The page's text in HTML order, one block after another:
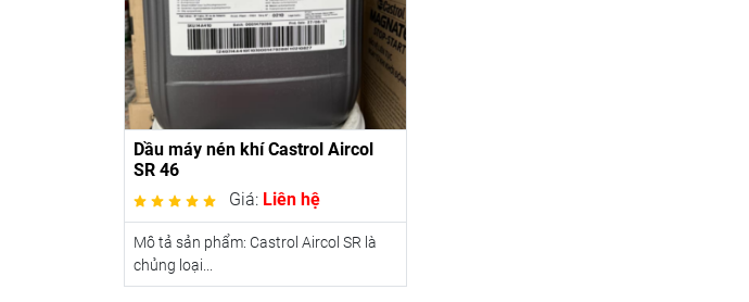
Dầu máy nén khí Castrol Aircol
SR 46
Giá: Liên hệ
Mô tả sản phẩm: Castrol Aircol SR là
chủng loại...